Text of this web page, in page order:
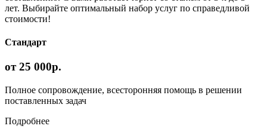
лет. Выбирайте оптимальный набор услуг по справедливой
стоимости!
Стандарт
от 25 000р.
Полное сопровождение, всесторонняя помощь в решении
поставленных задач
Подробнее